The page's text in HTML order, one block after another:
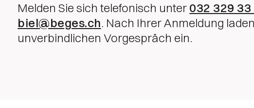
Melden Sie sich telefonisch unter 032 329 33
biel@beges.ch. Nach Ihrer Anmeldung
unverbindlichen Vorgespräch ein.